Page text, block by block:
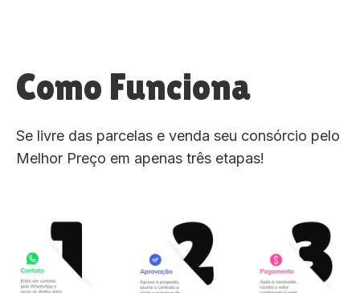
Como Funciona
Se livre das parcelas e venda seu consórcio pelo
Melhor Preço em apenas três etapas!